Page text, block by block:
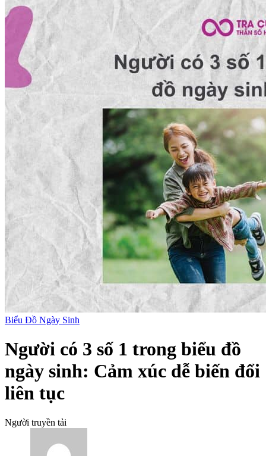
Biểu Đồ Ngày Sinh
Người có 3 số 1 trong biểu đồ
ngày sinh: Cảm xúc dễ biến đổi
liên tục
Người truyền tải